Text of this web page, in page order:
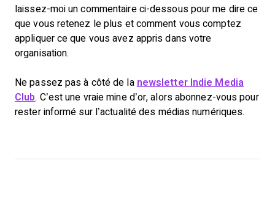
laissez-moi un commentaire ci-dessous pour me dire ce
que vous retenez le plus et comment vous comptez
appliquer ce que vous avez appris dans votre
organisation.
Ne passez pas à côté de la newsletter Indie Media
Club. C’est une vraie mine d’or, alors abonnez-vous pour
rester informé sur l’actualité des médias numériques.